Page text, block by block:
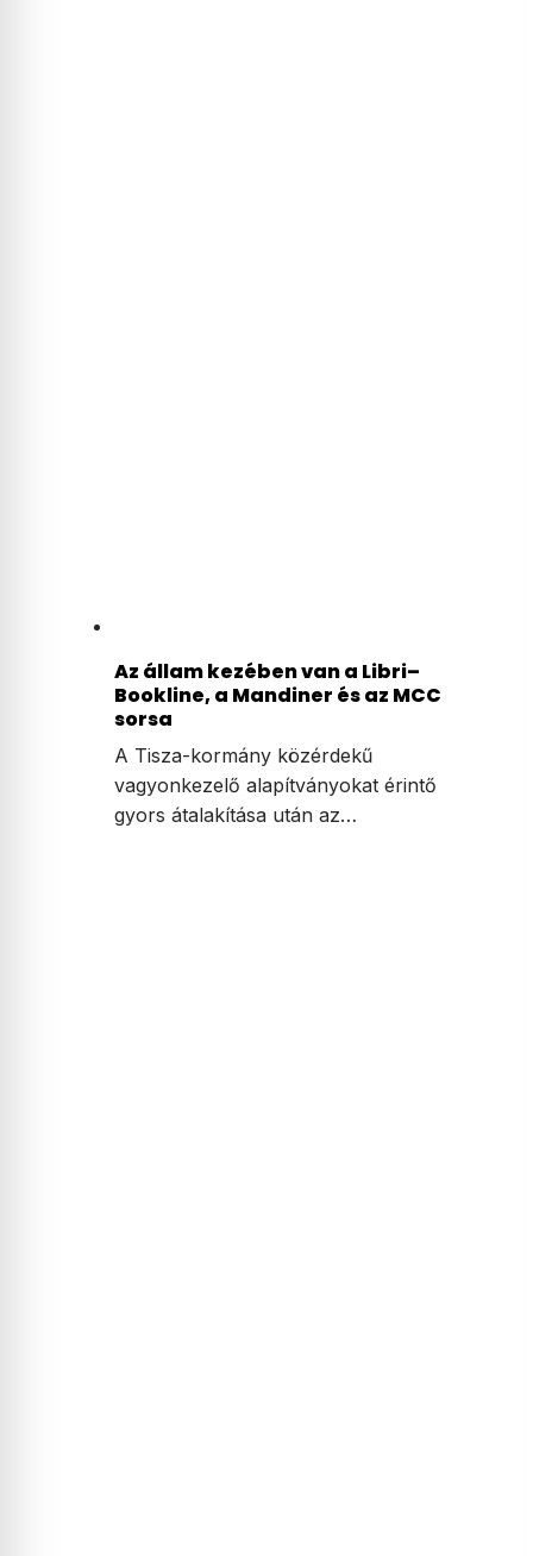
Az állam kezében van a Libri–
Bookline, a Mandiner és az MCC
sorsa
A Tisza-kormány közérdekű
vagyonkezelő alapítványokat érintő
gyors átalakítása után az…